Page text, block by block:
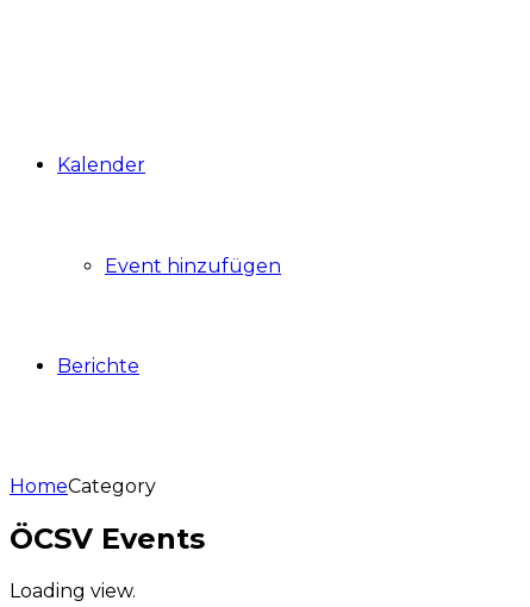
Kalender
Event hinzufügen
Berichte
HomeCategory
ÖCSV Events
Loading view.